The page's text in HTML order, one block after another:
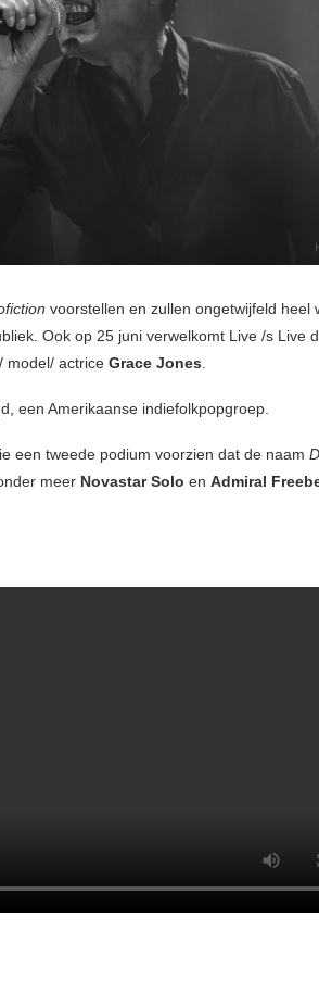
voorstellen en zullen ongetwijfeld heel
Ook op 25 juni verwelkomt Live /s Live
model/ actrice Grace Jones
een Amerikaanse indiefolkpopgroep.
een tweede podium voorzien dat de naam
meer Novastar Solo en Admiral